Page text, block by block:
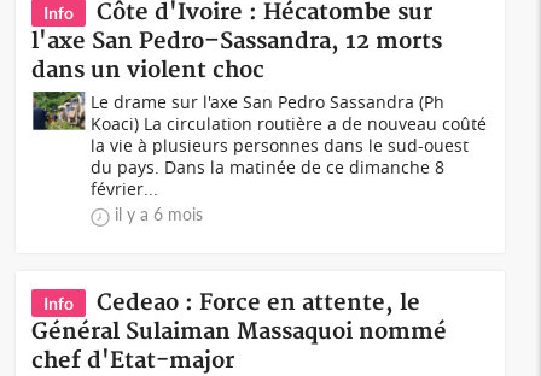
Info
Côte d'Ivoire : Hécatombe sur
l'axe San Pedro–Sassandra, 12 morts
dans un violent choc
Le drame sur l'axe San Pedro Sassandra (Ph
Koaci) La circulation routière a de nouveau coûté
la vie à plusieurs personnes dans le sud-ouest
du pays. Dans la matinée de ce dimanche 8
février...
il y a 6 mois
Info
Cedeao : Force en attente, le
Général Sulaiman Massaquoi nommé
chef d'Etat-major